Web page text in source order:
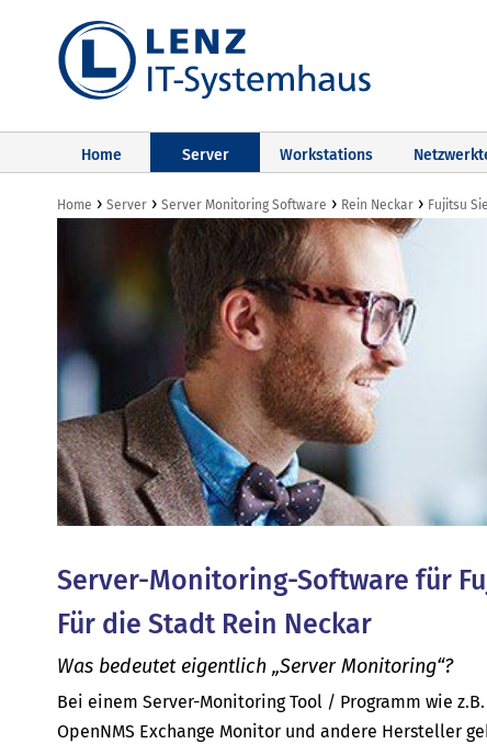
Home Server Workstations
Home › Server › Server Monitoring Software › Rein Neckar › Fujitsu
Server-Monitoring-Software für
Für die Stadt Rein Neckar
Was bedeutet eigentlich „Server Monitoring“?
Bei einem Server-Monitoring Tool / Programm wie
OpenNMS Exchange Monitor und andere Hersteller